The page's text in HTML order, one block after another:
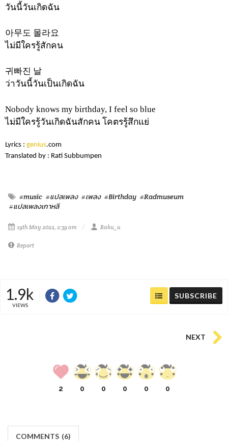
วันนี้วันเกิดฉัน
아무도 몰라요
ไม่มีใครรู้สักคน
귀빠진 날
ว่าวันนี้วันเป็นเกิดฉัน
Nobody knows my birthday, I feel so blue
ไม่มีใครรู้วันเกิดฉันสักคน โคตรรู้สึกแย่
Lyrics : genius.com
Translated by : Rati Subbumpen
#music #แปลเพลง #เพลง #Birthday #Radmuseum
#แปลเพลงเกาหลี
19th May 2022, 2:39 am Raku_u
Report
1.9k
VIEWS
SUBSCRIBE
NEXT
2 0 0 0 0 0
COMMENTS (6)